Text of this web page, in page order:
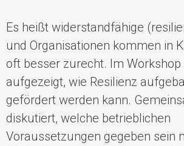
Es heißt widerstandfähige
und Organisationen kommen in
oft besser zurecht. Im Workshop
aufgezeigt, wie Resilienz
gefördert werden kann.
diskutiert, welche betrieblichen
Voraussetzungen gegeben sein